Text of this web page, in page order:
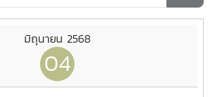
มิถุนายน 2568
04